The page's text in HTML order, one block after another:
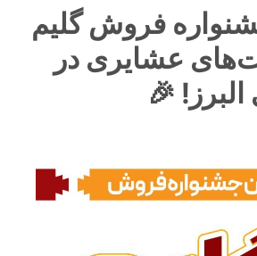
فروش گلیم
عشایری در
🎉